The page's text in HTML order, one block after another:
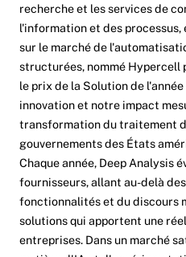
recherche et les services de
l'information et des
sur le marché de
structurées, nommé Hypercell
le prix de la Solution de
innovation et notre impact
transformation du traitement
gouvernements des États
Chaque année, Deep Analysis
fournisseurs, allant au-delà
fonctionnalités et du discours
solutions qui apportent une
entreprises. Dans un marché